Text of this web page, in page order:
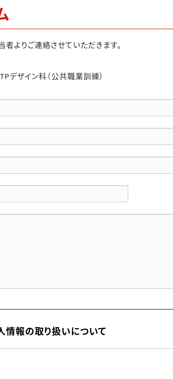
よりご連絡させていただきます。
デザイン科（公共職業訓練）
情報の取り扱いについて